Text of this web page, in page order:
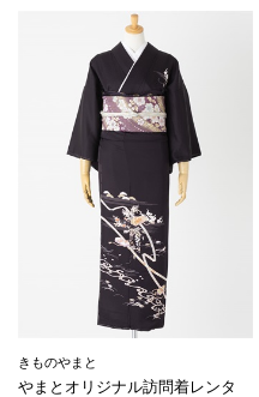
きものやまと
やまとオリジナル訪問着レンタ